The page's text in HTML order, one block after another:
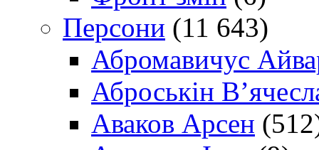
Персони (11 643)
Абромавичус
Аброськін
Аваков Арсен